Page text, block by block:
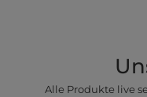
Alle Produkte live